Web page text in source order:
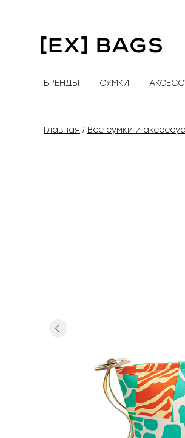
содержимому
БРЕНДЫ СУМКИ
Главная / Все сумки и
Previous